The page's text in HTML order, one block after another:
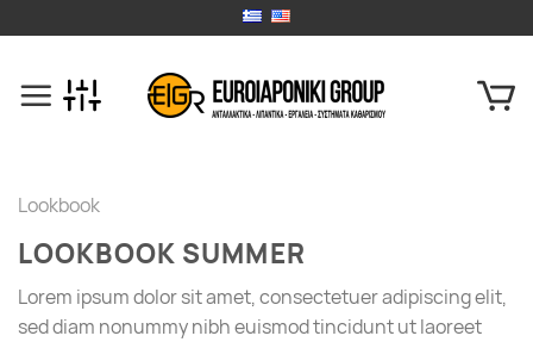
to
Lookbook
LOOKBOOK SUMMER
Lorem ipsum dolor sit amet, consectetuer adipiscing elit,
sed diam nonummy nibh euismod tincidunt ut laoreet